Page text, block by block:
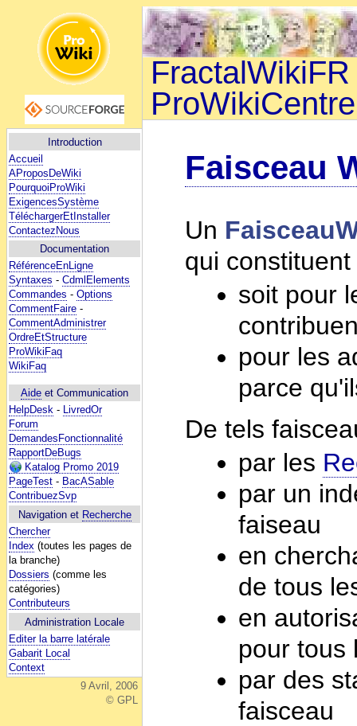
Introduction
Accueil
AProposDeWiki
PourquoiProWiki
ExigencesSystème
TéléchargerEtInstaller
ContactezNous
Documentation
RéférenceEnLigne
Syntaxes - CdmlElements
Commandes - Options
CommentFaire -
CommentAdministrer
OrdreEtStructure
ProWikiFaq
WikiFaq
Aide et Communication
HelpDesk - LivredOr
Forum
DemandesFonctionnalité
RapportDeBugs
Katalog Promo 2019
PageTest - BacASable
ContribuezSvp
Navigation et Recherche
Chercher
Index (toutes les pages de
la branche)
Dossiers (comme les
catégories)
Contributeurs
Administration Locale
Editer la barre latérale
Gabarit Local
Context
9 Avril, 2006
© GPL
FractalWikiFR
ProWikiCentre
Faisceau
Un
qui
soit pour
pour les
parce
De tels
par les
par un
faiseau
en
de tous
en
pour tous
par des
faisceau